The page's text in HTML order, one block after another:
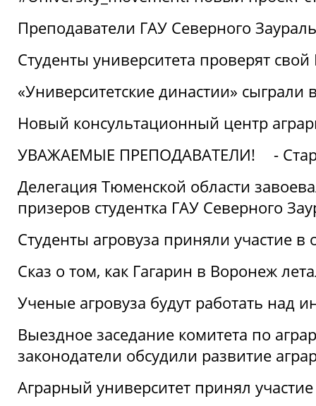
Преподаватели ГАУ Северного
Студенты университета проверят свой
«Университетские династии»
Новый консультационный центр
УВАЖАЕМЫЕ ПРЕПОДАВАТЕЛИ!
-
Делегация Тюменской области
призеров студентка ГАУ Северного
Студенты агровуза приняли участие в
Сказ о том, как Гагарин в Воронеж
Ученые агровуза будут работать над
Выездное заседание комитета по
законодатели обсудили развитие
Аграрный университет принял